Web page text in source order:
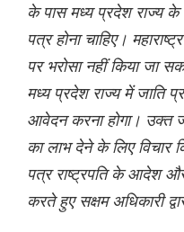
के पास मध्य प्रदेश राज्य के
पत्र होना चाहिए।
पर भरोसा नहीं किया जा
मध्य प्रदेश राज्य में जाति
आवेदन करना होगा। उक्त
का लाभ देने के लिए विचार
पत्र राष्ट्रपति के आदेश
करते हुए सक्षम अधिकारी